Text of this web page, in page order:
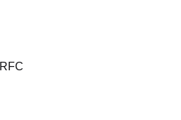
RFC